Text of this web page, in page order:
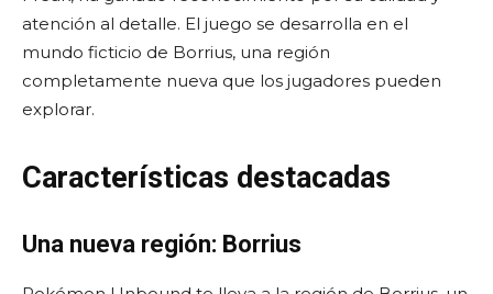
atención al detalle. El juego se desarrolla en el
mundo ficticio de Borrius, una región
completamente nueva que los jugadores pueden
explorar.
Características destacadas
Una nueva región: Borrius